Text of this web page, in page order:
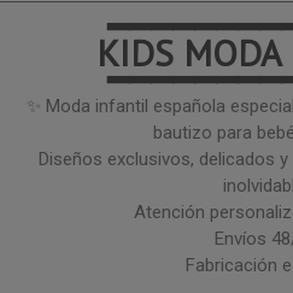
KIDS
✨ Moda infantil española
bautizo para
Diseños exclusivos, delicados
Atención
Envíos
Fabricación